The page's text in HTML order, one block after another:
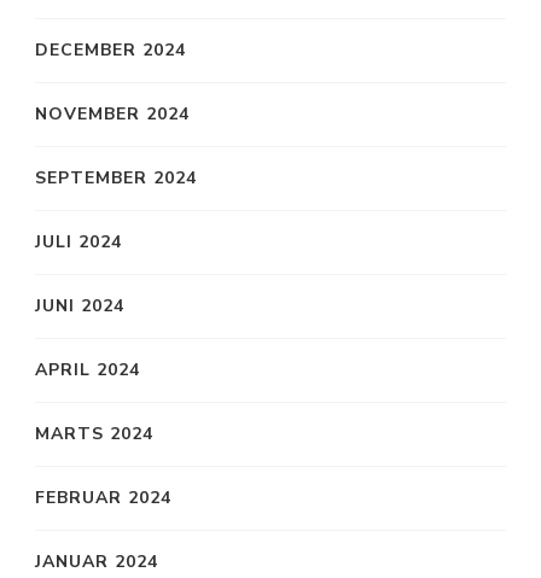
DECEMBER 2024
NOVEMBER 2024
SEPTEMBER 2024
JULI 2024
JUNI 2024
APRIL 2024
MARTS 2024
FEBRUAR 2024
JANUAR 2024